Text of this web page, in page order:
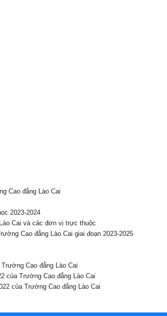
Cao đẳng Lào Cai
2023-2024
Cai và các đơn vị trực thuộc
Cao đẳng Lào Cai giai đoạn 2023-2025
Cao đẳng Lào Cai
của Trường Cao đẳng Lào Cai
của Trường Cao đẳng Lào Cai